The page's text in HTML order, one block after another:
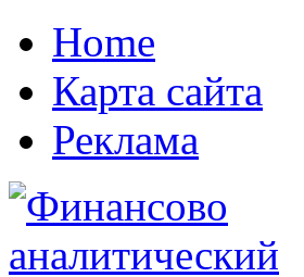
Home
Карта сайта
Реклама